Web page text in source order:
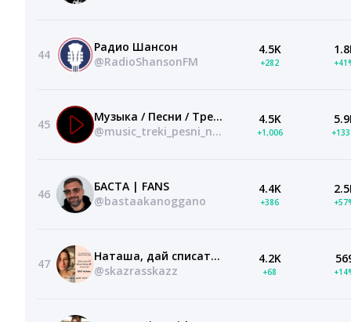
44
Радио Шансон
@RadioShansonFM
4.5K
+282
45
Музыка / Песни / Треки / Новинки / Новости
@music_treki_pesni_new
4.5K
+1,006
46
БАСТА | FANS
@bastaakanoggano
4.4K
+386
47
Наташа, дай списать!
Блог мамы
@skazrasskazz
4.2K
+68